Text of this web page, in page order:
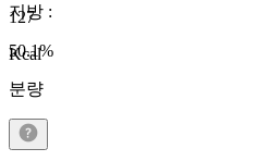
127
Kcal
지방 :
50.1%
분량